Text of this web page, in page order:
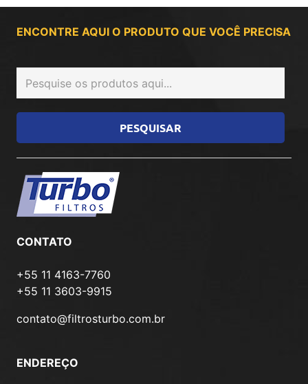
ENCONTRE AQUI O PRODUTO QUE VOCÊ PRECISA
CONTATO
+55 11 4163-7760
+55 11 3603-9915
contato@filtrosturbo.com.br
ENDEREÇO